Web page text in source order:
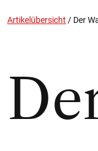
Artikelübersicht / Der